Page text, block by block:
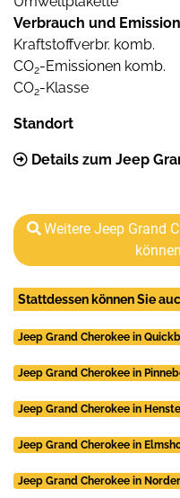
Verbrauch und
Kraftstoffverbr. komb.
CO2-Emissionen komb.
CO2-Klasse
Standort
Details zum Jeep
Weitere Jeep Grand
Stattdessen können Sie
Jeep Grand Cherokee in
Jeep Grand Cherokee in
Jeep Grand Cherokee in
Jeep Grand Cherokee in
Jeep Grand Cherokee in